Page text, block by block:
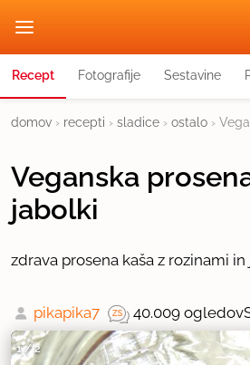
Recept Fotografije Sestavine
domov › recepti › sladice › ostalo ›
Veganska
jabolki
zdrava prosena kaša z rozinami
pikapika7 40.009 ogledov
1/2